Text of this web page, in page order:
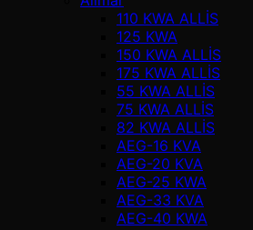
110 KWA ALLİS
125 KWA
150 KWA ALLİS
175 KWA ALLİS
55 KWA ALLİS
75 KWA ALLİS
82 KWA ALLİS
AEG-16 KVA
AEG-20 KVA
AEG-25 KWA
AEG-33 KVA
AEG-40 KWA